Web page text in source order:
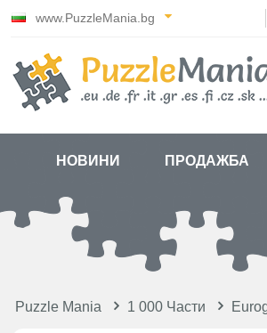
www.PuzzleMania.bg
НОВИНИ ПРОДАЖБА
Puzzle Mania 1 000 Части